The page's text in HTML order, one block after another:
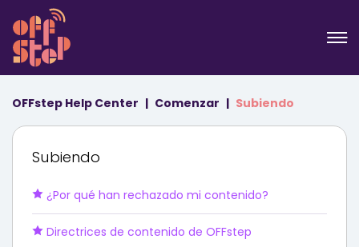
OFFstep Help Center Comenzar Subiendo
Subiendo
¿Por qué han rechazado mi contenido?
Directrices de contenido de OFFstep